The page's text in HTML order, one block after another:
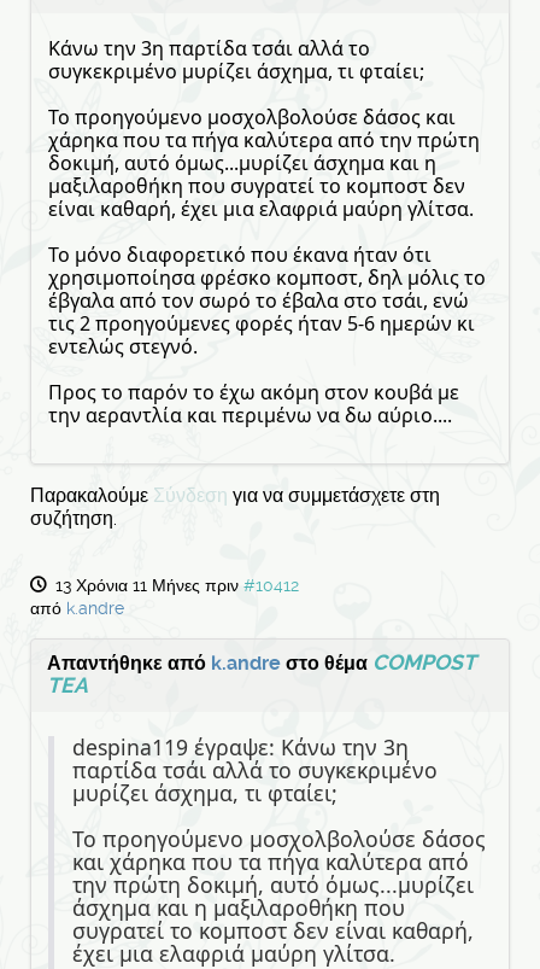
Κάνω την 3η παρτίδα τσάι αλλά το
συγκεκριμένο μυρίζει άσχημα, τι φταίει;
Το προηγούμενο μοσχολβολούσε δάσος και
χάρηκα που τα πήγα καλύτερα από την πρώτη
δοκιμή, αυτό όμως...μυρίζει άσχημα και η
μαξιλαροθήκη που συγρατεί το κομποστ δεν
είναι καθαρή, έχει μια ελαφριά μαύρη γλίτσα.
Το μόνο διαφορετικό που έκανα ήταν ότι
χρησιμοποίησα φρέσκο κομποστ, δηλ μόλις το
έβγαλα από τον σωρό το έβαλα στο τσάι, ενώ
τις 2 προηγούμενες φορές ήταν 5-6 ημερών κι
εντελώς στεγνό.
Προς το παρόν το έχω ακόμη στον κουβά με
την αεραντλία και περιμένω να δω αύριο....
Παρακαλούμε Σύνδεση για να συμμετάσχετε στη
συζήτηση.
13 Χρόνια 11 Μήνες πριν #10412
από k.andre
Απαντήθηκε από k.andre στο θέμα COMPOST
TEA
despina119 έγραψε: Κάνω την 3η
παρτίδα τσάι αλλά το συγκεκριμένο
μυρίζει άσχημα, τι φταίει;
Το προηγούμενο μοσχολβολούσε δάσος
και χάρηκα που τα πήγα καλύτερα από
την πρώτη δοκιμή, αυτό όμως...μυρίζει
άσχημα και η μαξιλαροθήκη που
συγρατεί το κομποστ δεν είναι καθαρή,
έχει μια ελαφριά μαύρη γλίτσα.